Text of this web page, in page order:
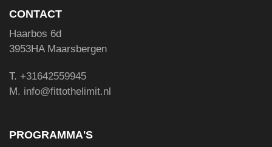
CONTACT
Haarbos 6d
3953HA Maarsbergen
T. +31642559945
M. info@fittothelimit.nl
PROGRAMMA'S